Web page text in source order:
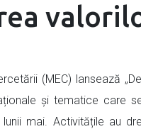
(MEC) lansează
și tematice care
mai. Activitățile au